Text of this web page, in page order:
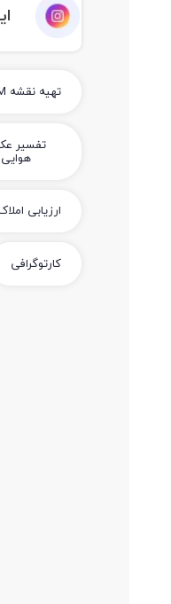
تهیه نقشه UTM
تفسیر
هوایی
ارزیابی
کارتوگرافی